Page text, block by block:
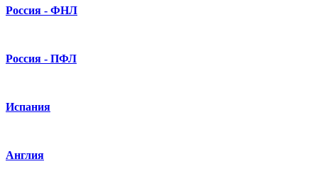
Россия - ФНЛ
Россия - ПФЛ
Испания
Англия